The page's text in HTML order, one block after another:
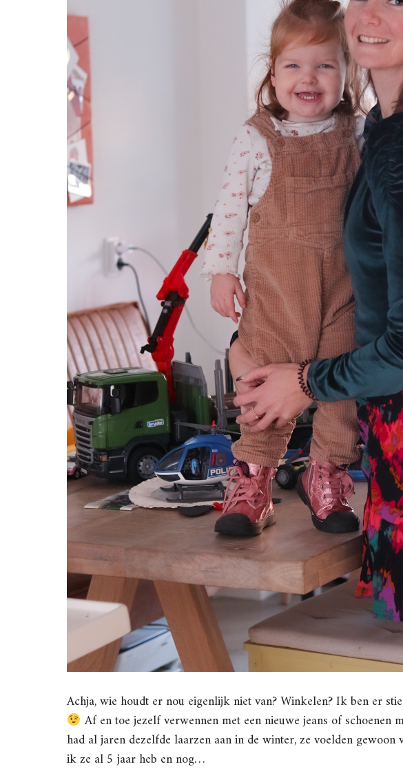
Achja, wie houdt er nou eigenlijk niet van? Winkelen? Ik ben er
Af en toe jezelf verwennen met een nieuwe jeans of schoenen
had al jaren dezelfde laarzen aan in de winter, ze voelden
ik ze al 5 jaar heb en nog…